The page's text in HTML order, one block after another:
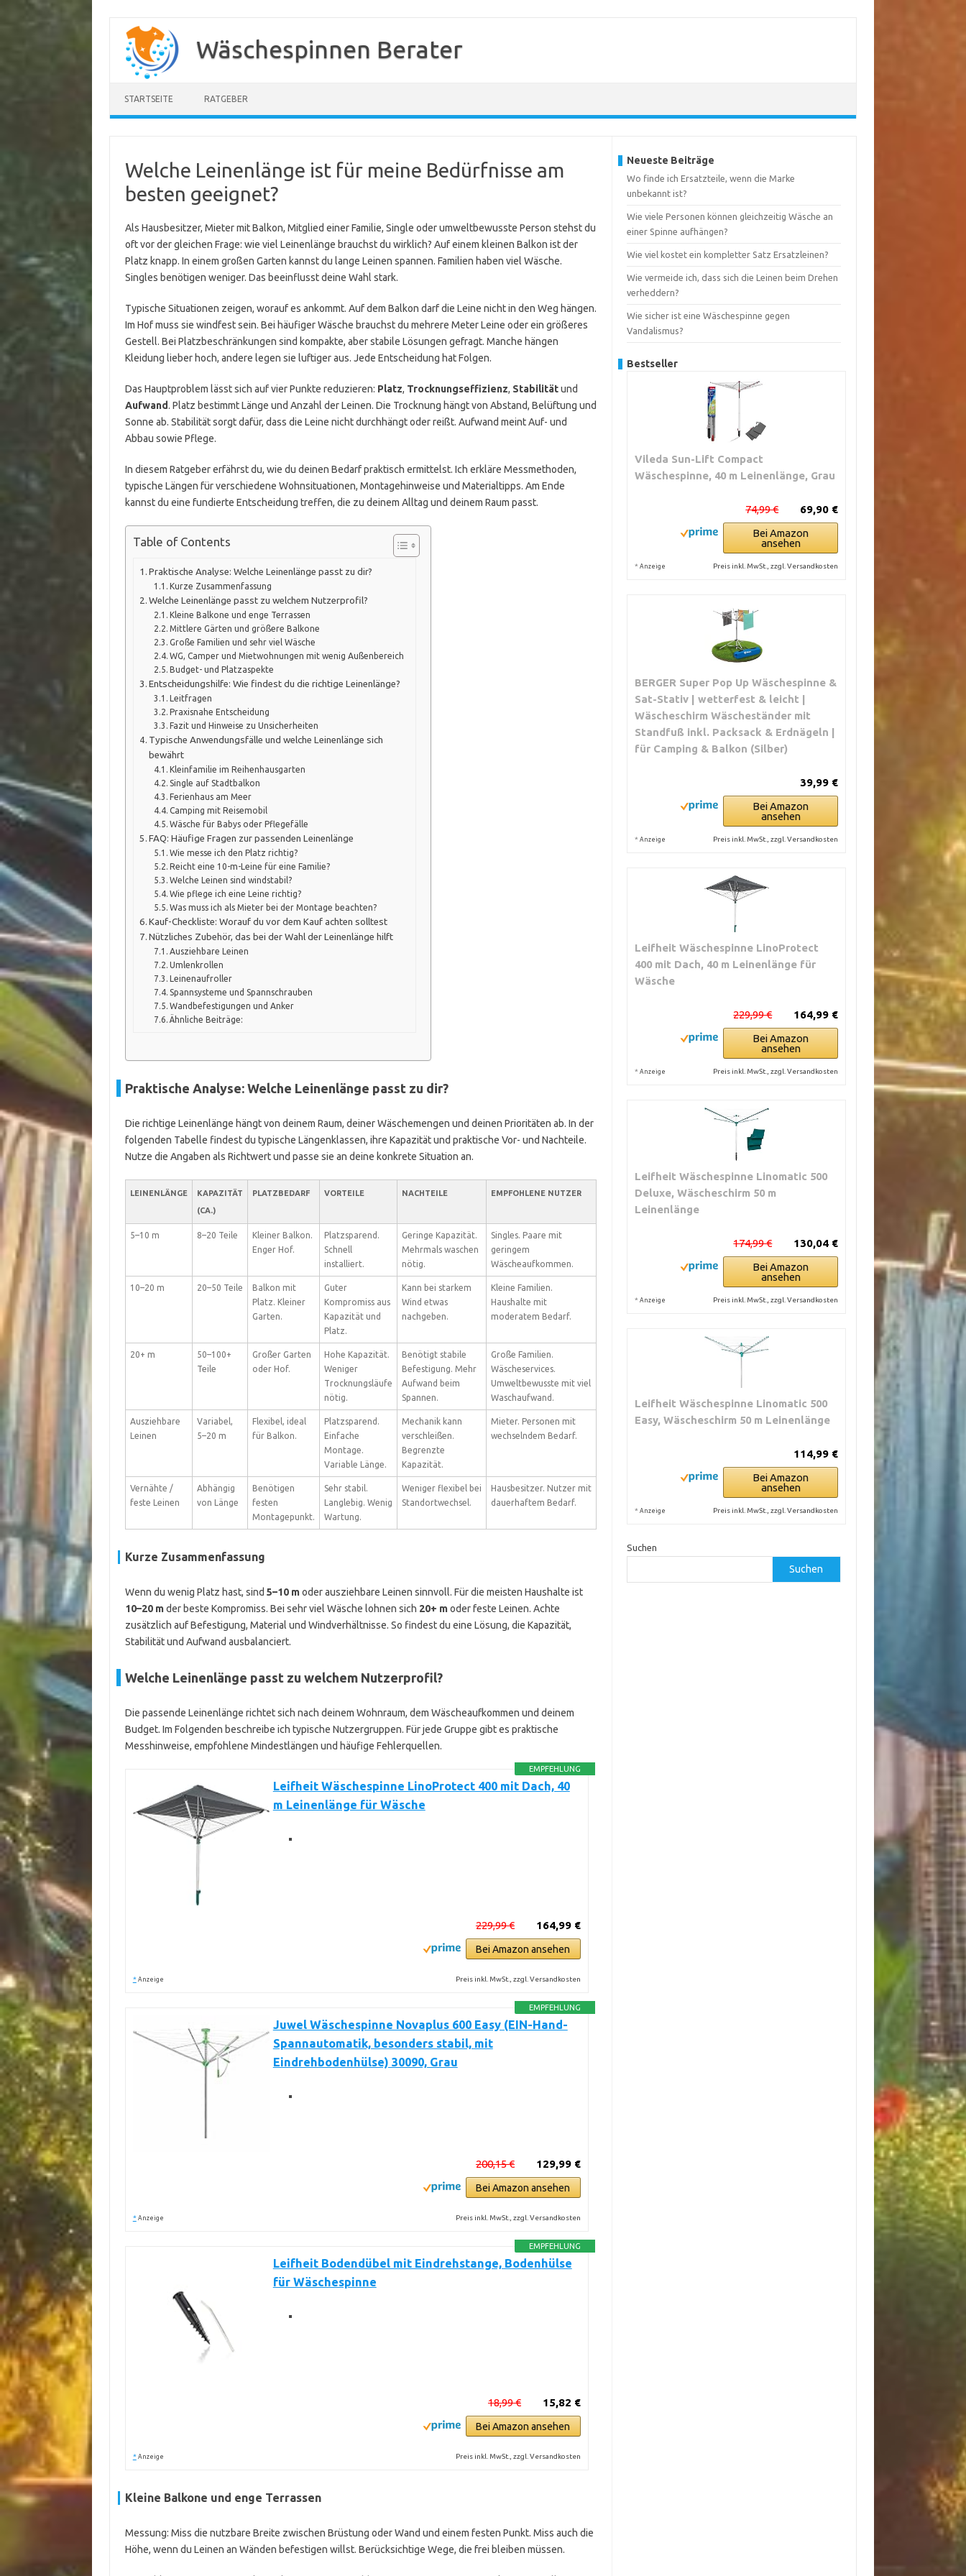
Inhalt
springen
Wäschespinnen Berater
STARTSEITE RATGEBER
Welche Leinenlänge ist für meine Bedürfnisse am
besten geeignet?
Als Hausbesitzer, Mieter mit Balkon, Mitglied einer Familie, Single oder umweltbewusste Person stehst du
oft vor der gleichen Frage: wie viel Leinenlänge brauchst du wirklich? Auf einem kleinen Balkon ist der
Platz knapp. In einem großen Garten kannst du lange Leinen spannen. Familien haben viel Wäsche.
Singles benötigen weniger. Das beeinflusst deine Wahl stark.
Typische Situationen zeigen, worauf es ankommt. Auf dem Balkon darf die Leine nicht in den Weg hängen.
Im Hof muss sie windfest sein. Bei häufiger Wäsche brauchst du mehrere Meter Leine oder ein größeres
Gestell. Bei Platzbeschränkungen sind kompakte, aber stabile Lösungen gefragt. Manche hängen
Kleidung lieber hoch, andere legen sie luftiger aus. Jede Entscheidung hat Folgen.
Das Hauptproblem lässt sich auf vier Punkte reduzieren: Platz, Trocknungseffizienz, Stabilitätund
Aufwand. Platz bestimmt Länge und Anzahl der Leinen. Die Trocknung hängt von Abstand, Belüftung und
Sonne ab. Stabilität sorgt dafür, dass die Leine nicht durchhängt oder reißt. Aufwand meint Auf- und
Abbau sowie Pflege.
In diesem Ratgeber erfährst du, wie du deinen Bedarf praktisch ermittelst. Ich erkläre Messmethoden,
typische Längen für verschiedene Wohnsituationen, Montagehinweise und Materialtipps. Am Ende
kannst du eine fundierte Entscheidung treffen, die zu deinem Alltag und deinem Raum passt.
Table of Contents
Praktische Analyse: Welche Leinenlänge passt zu dir?
Kurze Zusammenfassung
Welche Leinenlänge passt zu welchem Nutzerprofil?
Kleine Balkone und enge Terrassen
Mittlere Gärten und größere Balkone
Große Familien und sehr viel Wäsche
WG, Camper und Mietwohnungen mit wenig Außenbereich
Budget- und Platzaspekte
Entscheidungshilfe: Wie findest du die richtige Leinenlänge?
Leitfragen
Praxisnahe Entscheidung
Fazit und Hinweise zu Unsicherheiten
Typische Anwendungsfälle und welche Leinenlänge sich
bewährt
Kleinfamilie im Reihenhausgarten
Single auf Stadtbalkon
Ferienhaus am Meer
Camping mit Reisemobil
Wäsche für Babys oder Pflegefälle
FAQ: Häufige Fragen zur passenden Leinenlänge
Wie messe ich den Platz richtig?
Reicht eine 10-m-Leine für eine Familie?
Welche Leinen sind windstabil?
Wie pflege ich eine Leine richtig?
Was muss ich als Mieter bei der Montage beachten?
Kauf-Checkliste: Worauf du vor dem Kauf achten solltest
Nützliches Zubehör, das bei der Wahl der Leinenlänge hilft
Ausziehbare Leinen
Umlenkrollen
Leinenaufroller
Spannsysteme und Spannschrauben
Wandbefestigungen und Anker
Ähnliche Beiträge:
Praktische Analyse: Welche Leinenlänge passt zu dir?
Die richtige Leinenlänge hängt von deinem Raum, deiner Wäschemengen und deinen Prioritäten ab. In der
folgenden Tabelle findest du typische Längenklassen, ihre Kapazität und praktische Vor- und Nachteile.
Nutze die Angaben als Richtwert und passe sie an deine konkrete Situation an.
LEINENLÄNGE
KAPAZITÄT
(CA.)
PLATZBEDARF VORTEILE NACHTEILE EMPFOHLENE NUTZER
5–10 m 8–20 Teile
Kleiner Balkon.
Enger Hof.
Platzsparend.
Schnell
installiert.
Geringe Kapazität.
Mehrmals waschen
nötig.
Singles. Paare mit
geringem
Wäscheaufkommen.
10–20 m 20–50 Teile
Balkon mit
Platz. Kleiner
Garten.
Guter
Kompromiss aus
Kapazität und
Platz.
Kann bei starkem
Wind etwas
nachgeben.
Kleine Familien.
Haushalte mit
moderatem Bedarf.
20+ m
50–100+
Teile
Großer Garten
oder Hof.
Hohe Kapazität.
Weniger
Trocknungsläufe
nötig.
Benötigt stabile
Befestigung. Mehr
Aufwand beim
Spannen.
Große Familien.
Wäscheservices.
Umweltbewusste mit viel
Waschaufwand.
Ausziehbare
Leinen
Variabel,
5–20 m
Flexibel, ideal
für Balkon.
Platzsparend.
Einfache
Montage.
Variable Länge.
Mechanik kann
verschleißen.
Begrenzte
Kapazität.
Mieter. Personen mit
wechselndem Bedarf.
Vernähte /
feste Leinen
Abhängig
von Länge
Benötigen
festen
Montagepunkt.
Sehr stabil.
Langlebig. Wenig
Wartung.
Weniger flexibel bei
Standortwechsel.
Hausbesitzer. Nutzer mit
dauerhaftem Bedarf.
Kurze Zusammenfassung
Wenn du wenig Platz hast, sind 5–10 moder ausziehbare Leinen sinnvoll. Für die meisten Haushalte ist
10–20 mder beste Kompromiss. Bei sehr viel Wäsche lohnen sich 20+ moder feste Leinen. Achte
zusätzlich auf Befestigung, Material und Windverhältnisse. So findest du eine Lösung, die Kapazität,
Stabilität und Aufwand ausbalanciert.
Welche Leinenlänge passt zu welchem Nutzerprofil?
Die passende Leinenlänge richtet sich nach deinem Wohnraum, dem Wäscheaufkommen und deinem
Budget. Im Folgenden beschreibe ich typische Nutzergruppen. Für jede Gruppe gibt es praktische
Messhinweise, empfohlene Mindestlängen und häufige Fehlerquellen.
EMPFEHLUNG
Leifheit Wäschespinne LinoProtect 400 mit Dach, 40
m Leinenlänge für Wäsche
164,99 €
229,99 €
Bei Amazon ansehen
* Anzeige Preis inkl. MwSt., zzgl. Versandkosten
EMPFEHLUNG
Juwel Wäschespinne Novaplus 600 Easy (EIN-Hand-
Spannautomatik, besonders stabil, mit
Eindrehbodenhülse) 30090, Grau
129,99 €
200,15 €
Bei Amazon ansehen
* Anzeige Preis inkl. MwSt., zzgl. Versandkosten
EMPFEHLUNG
Leifheit Bodendübel mit Eindrehstange, Bodenhülse
für Wäschespinne
15,82 €
18,99 €
Bei Amazon ansehen
* Anzeige Preis inkl. MwSt., zzgl. Versandkosten
Kleine Balkone und enge Terrassen
Messung: Miss die nutzbare Breite zwischen Brüstung oder Wand und einem festen Punkt. Miss auch die
Höhe, wenn du Leinen an Wänden befestigen willst. Berücksichtige Wege, die frei bleiben müssen.
Neueste Beiträge
Wo finde ich Ersatzteile, wenn die Marke
unbekannt ist?
Wie viele Personen können gleichzeitig Wäsche an
einer Spinne aufhängen?
Wie viel kostet ein kompletter Satz Ersatzleinen?
Wie vermeide ich, dass sich die Leinen beim Drehen
verheddern?
Wie sicher ist eine Wäschespinne gegen
Vandalismus?
Bestseller
Vileda Sun-Lift Compact
Wäschespinne, 40 m Leinenlänge, Grau
69,90 €
74,99 €
Bei Amazon
ansehen
* Anzeige Preis inkl. MwSt., zzgl. Versandkosten
BERGER Super Pop Up Wäschespinne &
Sat-Stativ | wetterfest & leicht |
Wäscheschirm Wäscheständer mit
Standfuß inkl. Packsack & Erdnägeln |
für Camping & Balkon (Silber)
39,99 €
Bei Amazon
ansehen
* Anzeige Preis inkl. MwSt., zzgl. Versandkosten
Leifheit Wäschespinne LinoProtect
400 mit Dach, 40 m Leinenlänge für
Wäsche
164,99 €
229,99 €
Bei Amazon
ansehen
* Anzeige Preis inkl. MwSt., zzgl. Versandkosten
Leifheit Wäschespinne Linomatic 500
Deluxe, Wäscheschirm 50 m
Leinenlänge
130,04 €
174,99 €
Bei Amazon
ansehen
* Anzeige Preis inkl. MwSt., zzgl. Versandkosten
Leifheit Wäschespinne Linomatic 500
Easy, Wäscheschirm 50 m Leinenlänge
114,99 €
Bei Amazon
ansehen
* Anzeige Preis inkl. MwSt., zzgl. Versandkosten
Suchen
Suchen